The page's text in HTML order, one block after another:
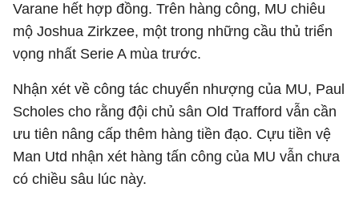
Varane hết hợp đồng. Trên hàng công, MU chiêu
mộ Joshua Zirkzee, một trong những cầu thủ triển
vọng nhất Serie A mùa trước.
Nhận xét về công tác chuyển nhượng của MU, Paul
Scholes cho rằng đội chủ sân Old Trafford vẫn cần
ưu tiên nâng cấp thêm hàng tiền đạo. Cựu tiền vệ
Man Utd nhận xét hàng tấn công của MU vẫn chưa
có chiều sâu lúc này.